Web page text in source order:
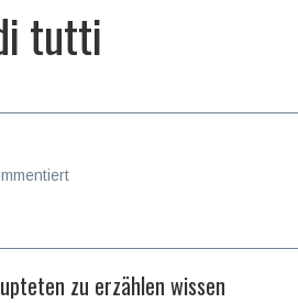
tutti
zu erzählen wissen